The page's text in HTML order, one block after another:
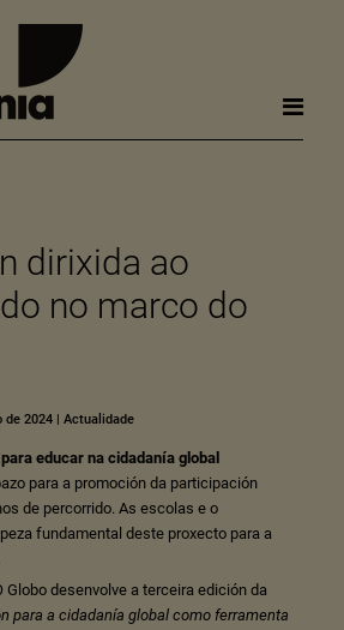
dirixida ao
no marco do
de 2024| Actualidade
educar na cidadanía global
para a promoción da participación
de percorrido. As escolas e o
fundamental deste proxecto para a
Globo desenvolve a terceira edición da
para a cidadanía global como ferramenta